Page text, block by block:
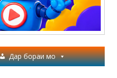
Дар бораи мо